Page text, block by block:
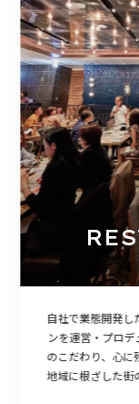
自社で業態開発し
ンを運営・プロ
のこだわり、心に
地域に根ざした街